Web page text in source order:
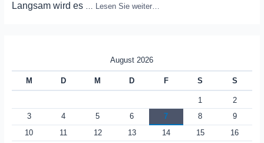
Langsam wird es … Lesen Sie weiter…
August 2026
M D M D F S S
1
2
3
4 5 6 7 8
9
10
11 12 13 14 15
16